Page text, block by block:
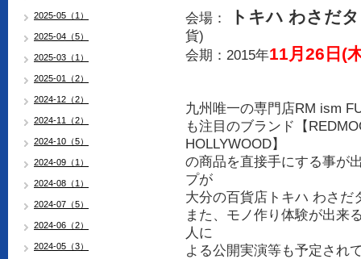
会場： トキハ わさだ
貨)
会期：2015年11月26日(
九州唯一の専門店RM ism
も注目のブランド【
HOLLYWOOD】
の商品を直接手にする事が
プが
大分の百貨店トキハ わさだ
また、モノ作り体験が出来
人に
よる公開実演等も予定され
2025-05（1）
2025-04（5）
2025-03（1）
2025-01（2）
2024-12（2）
2024-11（2）
2024-10（5）
2024-09（1）
2024-08（1）
2024-07（5）
2024-06（2）
2024-05（3）